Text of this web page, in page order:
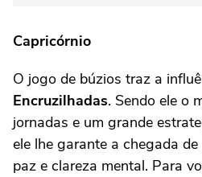
Capricórnio
O jogo de búzios traz a
Encruzilhadas. Sendo ele o
jornadas e um grande
ele lhe garante a chegada
paz e clareza mental. Para